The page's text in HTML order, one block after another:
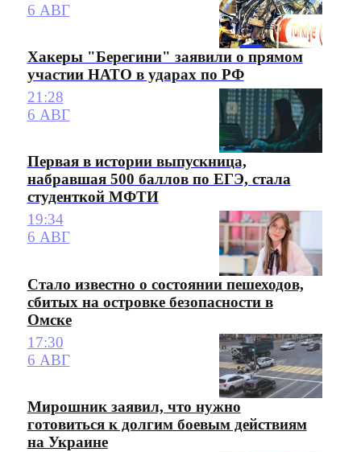
6 АВГ
Хакеры "Берегини" заявили о прямом
участии НАТО в ударах по РФ
21:28
6 АВГ
Первая в истории выпускница,
набравшая 500 баллов по ЕГЭ, стала
студенткой МФТИ
19:34
6 АВГ
Стало известно о состоянии пешеходов,
сбитых на островке безопасности в
Омске
17:30
6 АВГ
Мирошник заявил, что нужно
готовиться к долгим боевым действиям
на Украине